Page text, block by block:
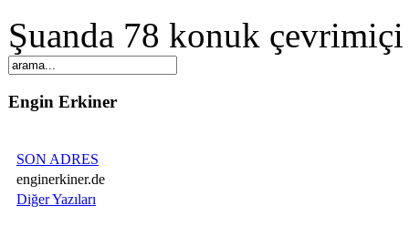
Şuanda 78 konuk çevrimiçi
Engin Erkiner
SON ADRES
enginerkiner.de
Diğer Yazıları